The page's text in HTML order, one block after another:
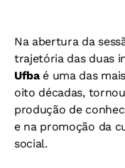
Na abertura da
trajetória das duas
Ufbaé uma das
oito décadas,
produção de
e na promoção da
social.